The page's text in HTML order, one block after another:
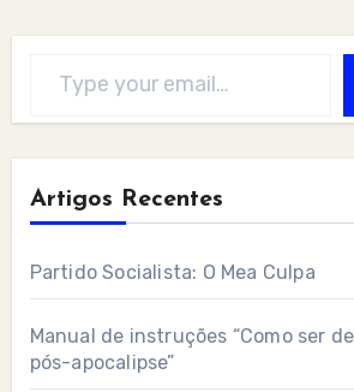
Artigos Recentes
Partido Socialista: O Mea Culpa
Manual de instruções “Como ser
pós-apocalipse”